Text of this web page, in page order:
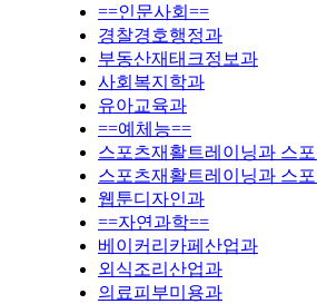
==인문사회==
경찰경호행정과
부동산재태크정보과
사회복지학과
유아교육과
==예체능==
스포츠재활트레이닝과 스
스포츠재활트레이닝과 스
웹툰디자인과
==자연과학==
베이커리카페산업과
외식조리산업과
의료피부미용과